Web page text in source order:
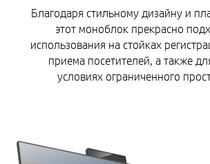
Благодаря стильному дизайну и
этот моноблок прекрасно
использования на стойках
приема посетителей, а также
условиях ограниченного